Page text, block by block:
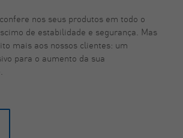
nos seus produtos em todo o
de estabilidade e segurança. Mas
mais aos nossos clientes: um
para o aumento da sua